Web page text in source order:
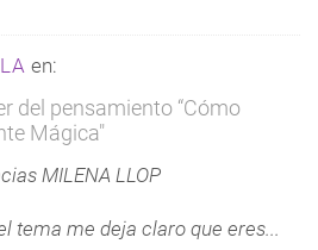
en:
del pensamiento “Cómo
Mágica"
MILENA LLOP
tema me deja claro que eres...